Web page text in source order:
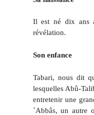
Il est né dix ans
révélation.
Son enfance
Tabari, nous dit
lesquelles Abû-
entretenir une
`Abbâs, un autre